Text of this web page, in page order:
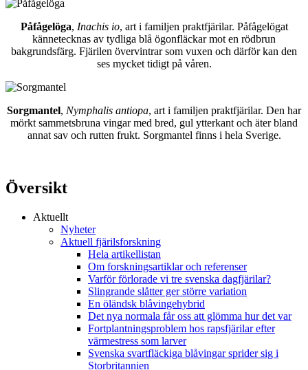
Påfågelöga, Inachis io, art i familjen praktfjärilar. Påfågelögat
kännetecknas av tydliga blå ögonfläckar mot en rödbrun
bakgrundsfärg. Fjärilen övervintrar som vuxen och därför kan den
ses mycket tidigt på våren.
Sorgmantel, Nymphalis antiopa, art i familjen praktfjärilar. Den har
mörkt sammetsbruna vingar med bred, gul ytterkant och äter bland
annat sav och rutten frukt. Sorgmantel finns i hela Sverige.
Översikt
Aktuellt
Nyheter
Aktuell fjärilsforskning
Hela artikellistan
Om forskningsartiklar och referenser
Varför förlorade vi tre svenska dagfjärilar?
Slingrande slåtter ger större variation
En öländsk blåvingehybrid
Det nya normala får oss att glömma hur det var
Fortplantningsproblem hos rapsfjärilar efter
värmestress som larver
Svenska svartfläckiga blåvingar sprider sig i
Storbritannien